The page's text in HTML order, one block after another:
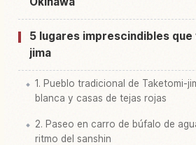
5 lugares imprescindibles
jima
1. Pueblo tradicional de Taketomi-
blanca y casas de tejas rojas
2. Paseo en carro de búfalo de
ritmo del sanshin